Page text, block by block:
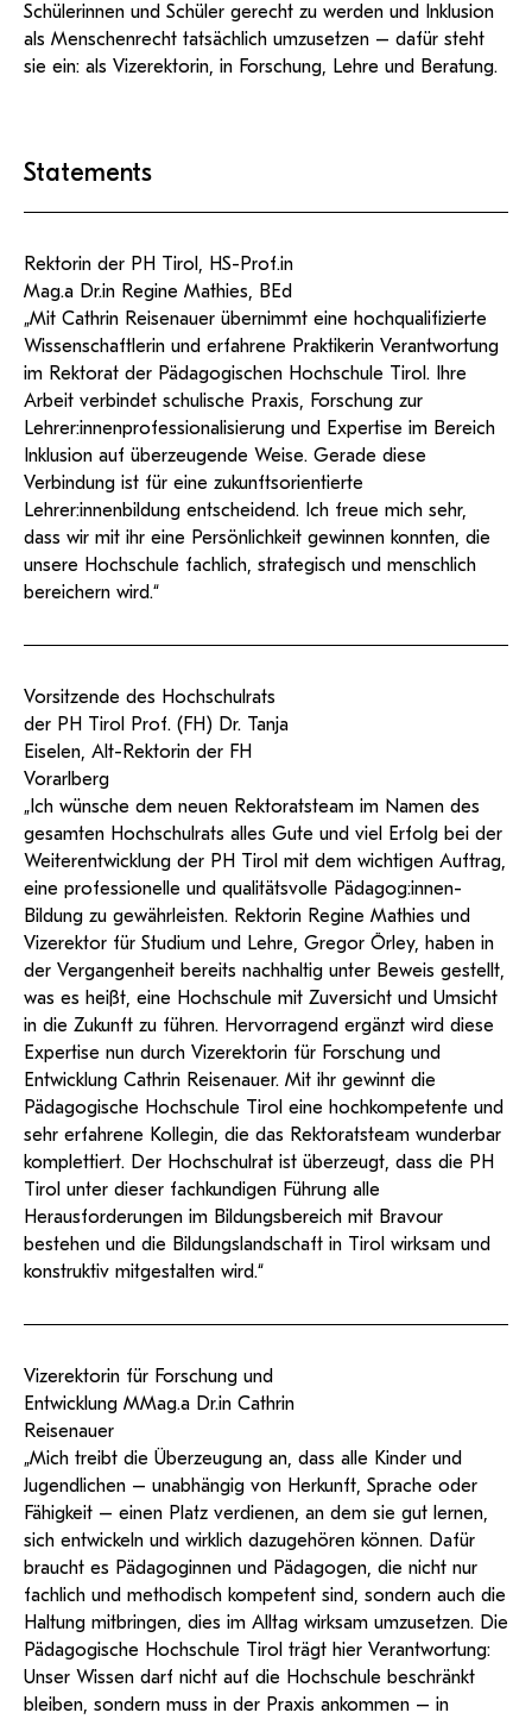
Schülerinnen und Schüler gerecht zu werden und Inklusion
als Menschenrecht tatsächlich umzusetzen – dafür steht
sie ein: als Vizerektorin, in Forschung, Lehre und Beratung.
Statements
Rektorin der PH Tirol, HS-Prof.in
Mag.a Dr.in Regine Mathies, BEd
„Mit Cathrin Reisenauer übernimmt eine hochqualifizierte
Wissenschaftlerin und erfahrene Praktikerin Verantwortung
im Rektorat der Pädagogischen Hochschule Tirol. Ihre
Arbeit verbindet schulische Praxis, Forschung zur
Lehrer:innenprofessionalisierung und Expertise im Bereich
Inklusion auf überzeugende Weise. Gerade diese
Verbindung ist für eine zukunftsorientierte
Lehrer:innenbildung entscheidend. Ich freue mich sehr,
dass wir mit ihr eine Persönlichkeit gewinnen konnten, die
unsere Hochschule fachlich, strategisch und menschlich
bereichern wird.“
Vorsitzende des Hochschulrats
der PH Tirol Prof. (FH) Dr. Tanja
Eiselen, Alt-Rektorin der FH
Vorarlberg
„Ich wünsche dem neuen Rektoratsteam im Namen des
gesamten Hochschulrats alles Gute und viel Erfolg bei der
Weiterentwicklung der PH Tirol mit dem wichtigen Auftrag,
eine professionelle und qualitätsvolle Pädagog:innen-
Bildung zu gewährleisten. Rektorin Regine Mathies und
Vizerektor für Studium und Lehre, Gregor Örley, haben in
der Vergangenheit bereits nachhaltig unter Beweis gestellt,
was es heißt, eine Hochschule mit Zuversicht und Umsicht
in die Zukunft zu führen. Hervorragend ergänzt wird diese
Expertise nun durch Vizerektorin für Forschung und
Entwicklung Cathrin Reisenauer. Mit ihr gewinnt die
Pädagogische Hochschule Tirol eine hochkompetente und
sehr erfahrene Kollegin, die das Rektoratsteam wunderbar
komplettiert. Der Hochschulrat ist überzeugt, dass die PH
Tirol unter dieser fachkundigen Führung alle
Herausforderungen im Bildungsbereich mit Bravour
bestehen und die Bildungslandschaft in Tirol wirksam und
konstruktiv mitgestalten wird.“
Vizerektorin für Forschung und
Entwicklung MMag.a Dr.in Cathrin
Reisenauer
„Mich treibt die Überzeugung an, dass alle Kinder und
Jugendlichen – unabhängig von Herkunft, Sprache oder
Fähigkeit – einen Platz verdienen, an dem sie gut lernen,
sich entwickeln und wirklich dazugehören können. Dafür
braucht es Pädagoginnen und Pädagogen, die nicht nur
fachlich und methodisch kompetent sind, sondern auch die
Haltung mitbringen, dies im Alltag wirksam umzusetzen. Die
Pädagogische Hochschule Tirol trägt hier Verantwortung:
Unser Wissen darf nicht auf die Hochschule beschränkt
bleiben, sondern muss in der Praxis ankommen – in